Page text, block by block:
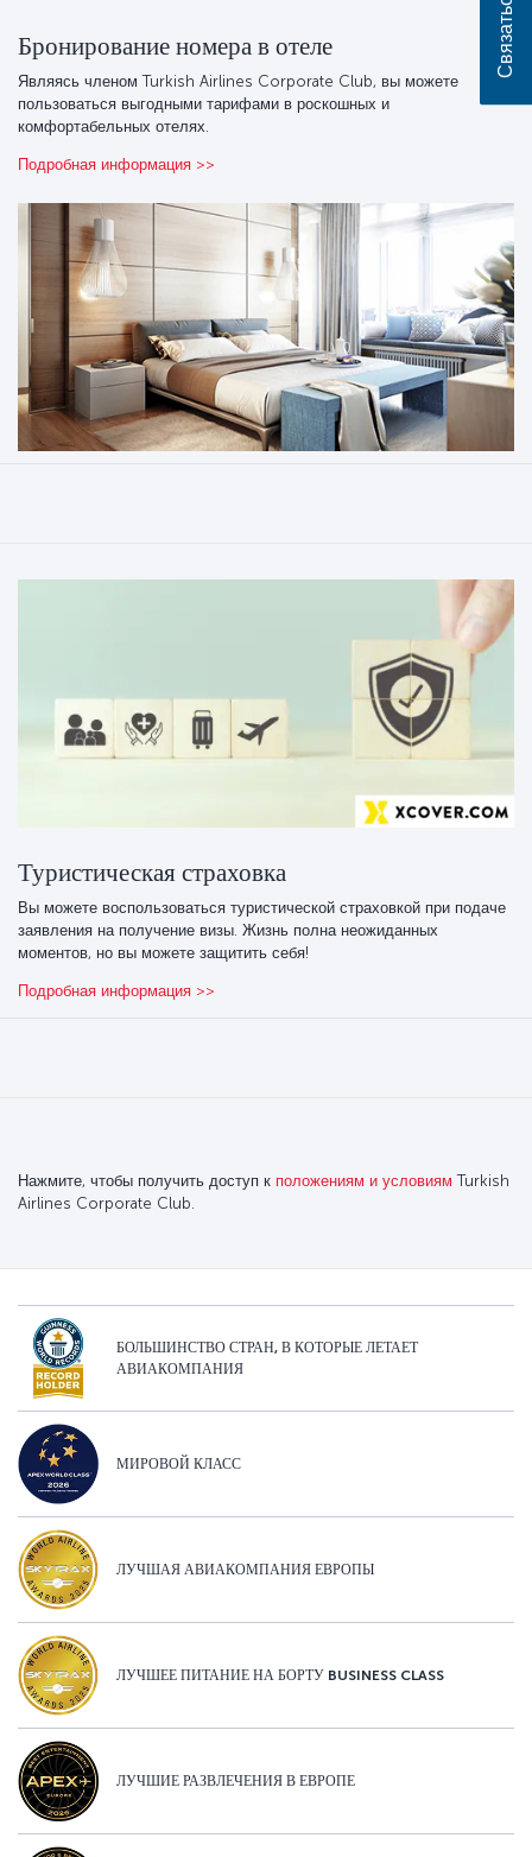
Бронирование номера в отеле
Являясь членом Turkish Airlines Corporate Club, вы можете
пользоваться выгодными тарифами в роскошных и
комфортабельных отелях.
Подробная информация >>
Туристическая страховка
Вы можете воспользоваться туристической страховкой при подаче
заявления на получение визы. Жизнь полна неожиданных
моментов, но вы можете защитить себя!
Подробная информация >>
Нажмите, чтобы получить доступ к положениям и условиям Turkish
Airlines Corporate Club.
БОЛЬШИНСТВО СТРАН, В КОТОРЫЕ ЛЕТАЕТ
АВИАКОМПАНИЯ
МИРОВОЙ КЛАСС
ЛУЧШАЯ АВИАКОМПАНИЯ ЕВРОПЫ
ЛУЧШЕЕ ПИТАНИЕ НА БОРТУ BUSINESS CLASS
ЛУЧШИЕ РАЗВЛЕЧЕНИЯ В ЕВРОПЕ